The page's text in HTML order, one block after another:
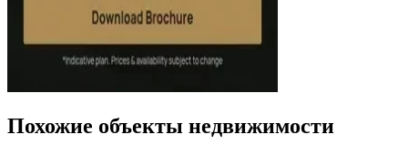
Похожие объекты недвижимости